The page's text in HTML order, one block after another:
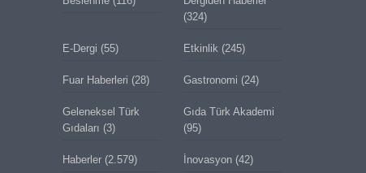
(324)
E-Dergi (55) Etkinlik (245)
Fuar Haberleri (28) Gastronomi (24)
Geleneksel Türk
Gıdaları (3)
Gıda Türk Akademi
(95)
Haberler(2.579) İnovasyon(42)